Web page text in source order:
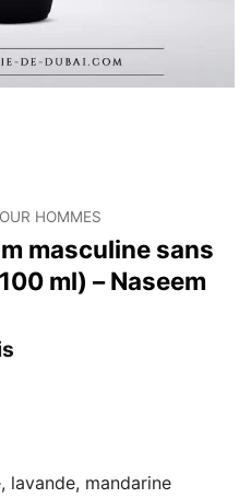
HOMMES
masculine sans
ml) – Naseem
lavande, mandarine